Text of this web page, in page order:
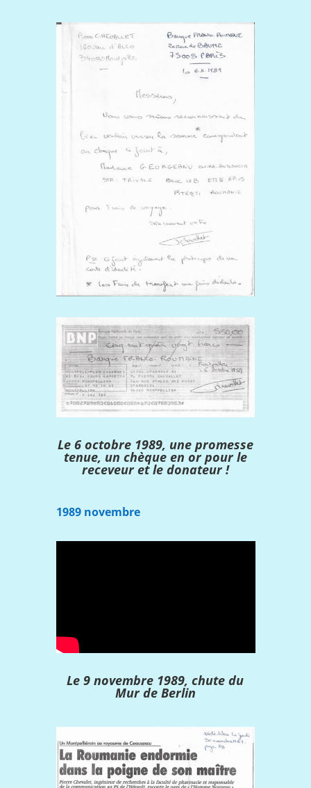
Le 6 octobre 1989, une promesse
tenue, un chèque en or pour le
receveur et le donateur !
1989 novembre
Le 9 novembre 1989, chute du
Mur de Berlin